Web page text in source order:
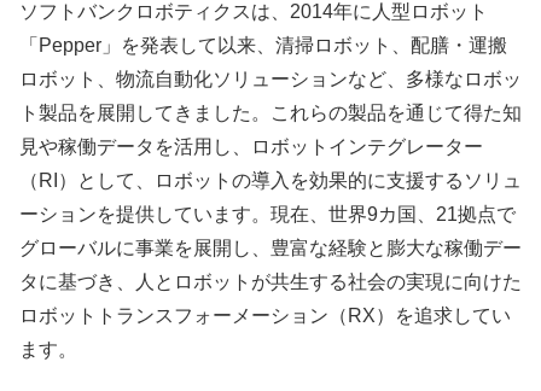
ソフトバンクロボティクスは、2014年に人型ロボット
「Pepper」を発表して以来、清掃ロボット、配膳・運搬
ロボット、物流自動化ソリューションなど、多様なロボッ
ト製品を展開してきました。これらの製品を通じて得た知
見や稼働データを活用し、ロボットインテグレーター
（RI）として、ロボットの導入を効果的に支援するソリュ
ーションを提供しています。現在、世界9カ国、21拠点で
グローバルに事業を展開し、豊富な経験と膨大な稼働デー
タに基づき、人とロボットが共生する社会の実現に向けた
ロボットトランスフォーメーション（RX）を追求してい
ます。